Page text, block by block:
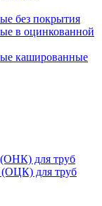
без покрытия
в оцинкованной
кашированные
для труб
для труб